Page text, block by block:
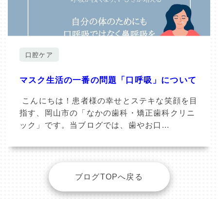
口腔ケア
マスク生活の一番の問題「口呼吸」について
こんにちは！患者様の幸せとステキな笑顔を目
指す、岡山市の「なかの歯科・矯正歯科クリニ
ック」です。当ブログでは、歯やお口…
ブログTOPへ戻る